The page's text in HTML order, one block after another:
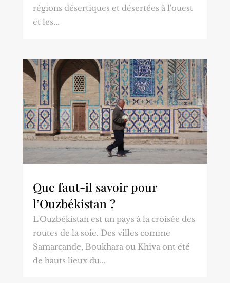
régions désertiques et désertées à l'ouest
et les...
Que faut-il savoir pour
l’Ouzbékistan ?
L'Ouzbékistan est un pays à la croisée des
routes de la soie. Des villes comme
Samarcande, Boukhara ou Khiva ont été
de hauts lieux du...